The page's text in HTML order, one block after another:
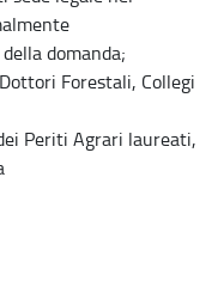
domanda;
Forestali, Collegi
Periti Agrari laureati,